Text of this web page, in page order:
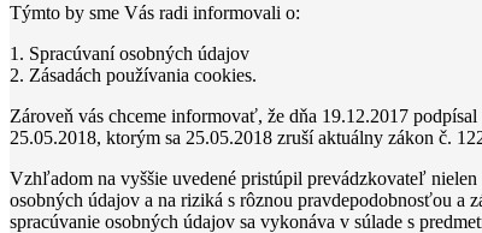
Týmto by sme Vás radi informovali o:
1. Spracúvaní osobných údajov
2. Zásadách používania cookies.
Zároveň vás chceme informovať, že dňa 19.12.2017
25.05.2018, ktorým sa 25.05.2018 zruší aktuálny zákon č.
Vzhľadom na vyššie uvedené pristúpil prevádzkovateľ
osobných údajov a na riziká s rôznou pravdepodobnosťou a
spracúvanie osobných údajov sa vykonáva v súlade s